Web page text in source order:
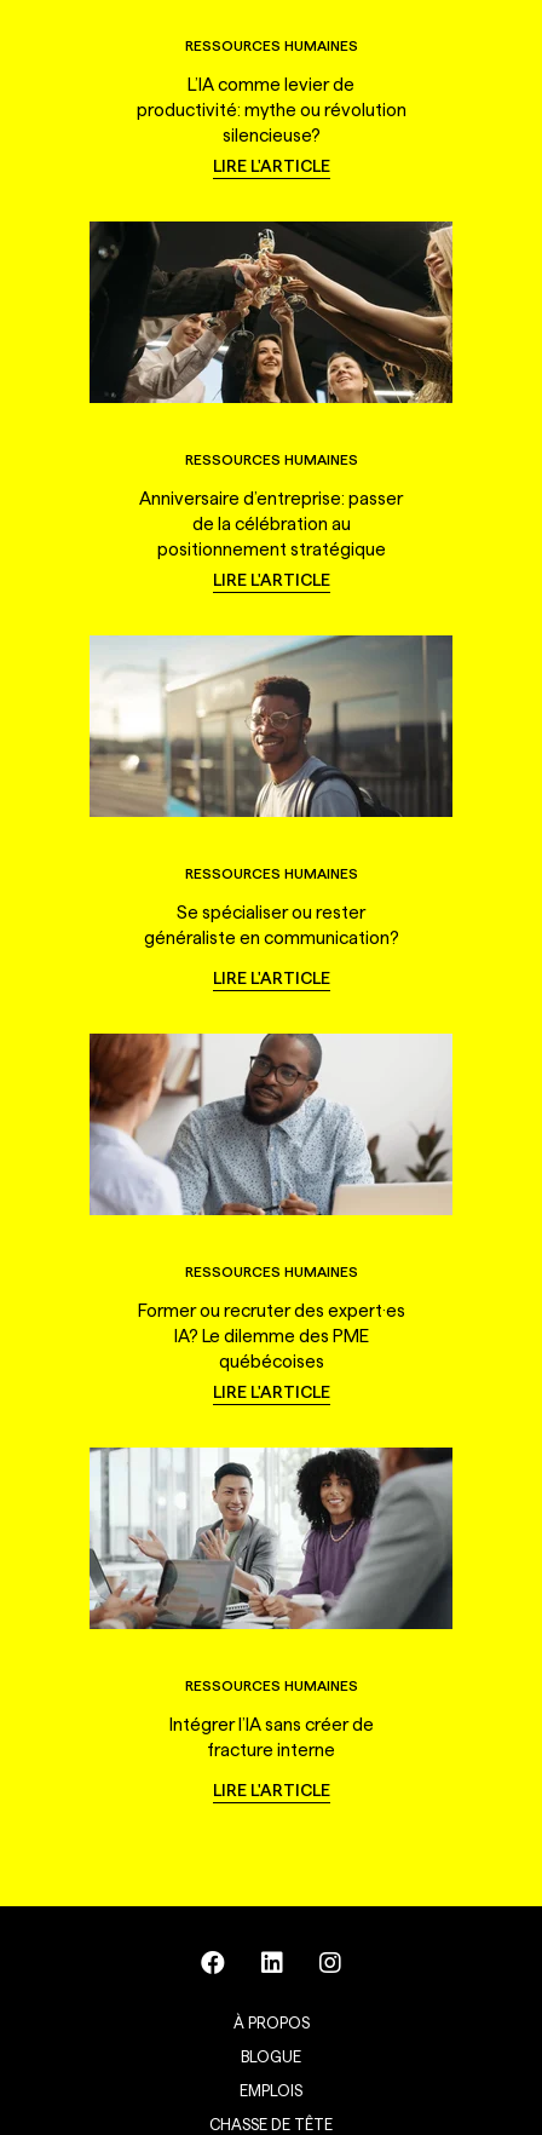
RESSOURCES HUMAINES
L’IA comme levier de
productivité: mythe ou révolution
silencieuse?
LIRE L'ARTICLE
RESSOURCES HUMAINES
Anniversaire d’entreprise: passer
de la célébration au
positionnement stratégique
LIRE L'ARTICLE
RESSOURCES HUMAINES
Se spécialiser ou rester
généraliste en communication?
LIRE L'ARTICLE
RESSOURCES HUMAINES
Former ou recruter des expert·es
IA? Le dilemme des PME
québécoises
LIRE L'ARTICLE
RESSOURCES HUMAINES
Intégrer l’IA sans créer de
fracture interne
LIRE L'ARTICLE
À PROPOS
BLOGUE
EMPLOIS
CHASSE DE TÊTE